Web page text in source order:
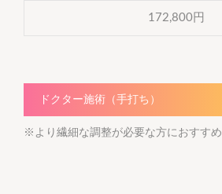
172,800円
ドクター施術（手打ち）
※より繊細な調整が必要な方におすすめ